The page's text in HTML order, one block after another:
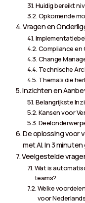
Huidig bereikt
Opkomende
Vragen en
Compliance en
Change
Technische
Thema’s die
Inzichten en
Belangrijkste
Kansen voor
De oplossing voor
met AI. In 3
Veelgestelde
Wat is
teams?
Welke
voor